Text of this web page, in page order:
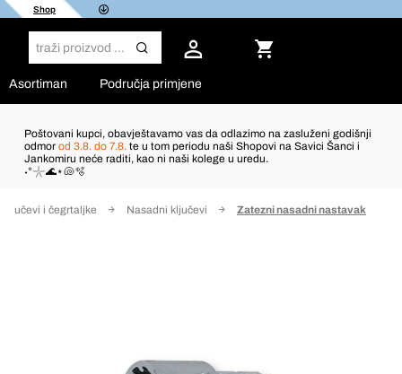
Shop
Asortiman Područja primjene
Poštovani kupci, obavještavamo vas da odlazimo na zasluženi godišnji
odmor od 3.8. do 7.8. te u tom periodu naši Shopovi na Savici Šanci i
Jankomiru neće raditi, kao ni naši kolege u uredu.
˖°𓇼🌊⋆🐚🫧
ključevi i čegrtaljke Nasadni ključevi Zatezni nasadni nastavak